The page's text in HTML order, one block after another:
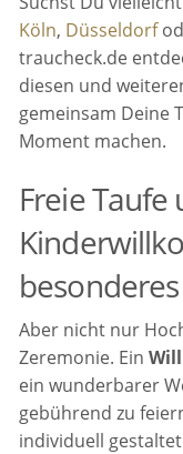
Köln, Düsseldorf
traucheck.de
diesen und
gemeinsam Deine
Moment machen.
Freie Taufe
Aber nicht nur
Zeremonie. Ein
ein wunderbarer
gebührend zu
individuell